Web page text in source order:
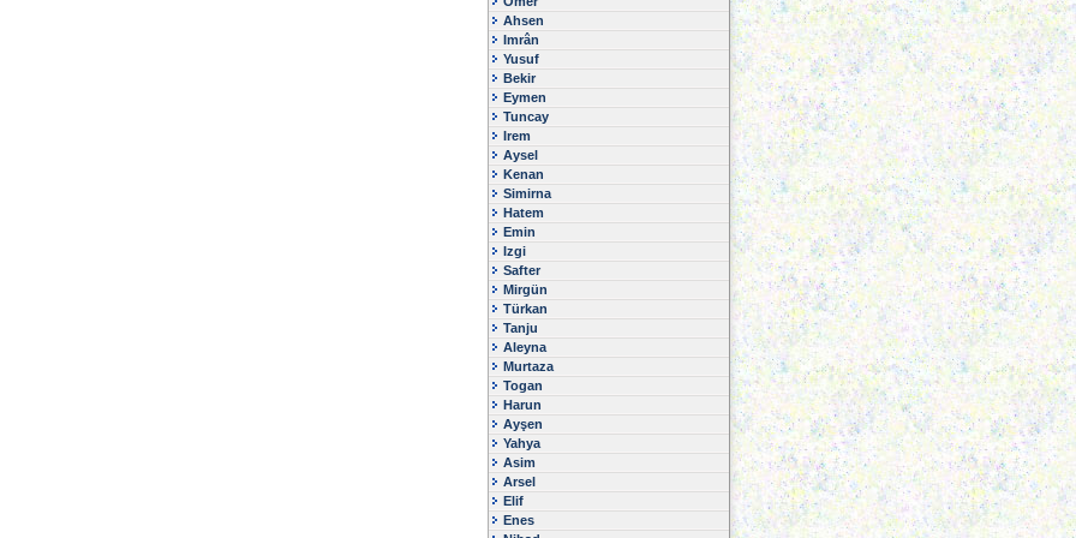
Ahsen
Imrân
Yusuf
Bekir
Eymen
Tuncay
Irem
Aysel
Kenan
Simirna
Hatem
Emin
Izgi
Safter
Mirgün
Türkan
Tanju
Aleyna
Murtaza
Togan
Harun
Ayşen
Yahya
Asim
Arsel
Elif
Enes